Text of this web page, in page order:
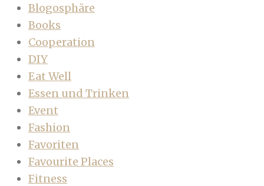
Blogosphäre
Books
Cooperation
DIY
Eat Well
Essen und Trinken
Event
Fashion
Favoriten
Favourite Places
Fitness